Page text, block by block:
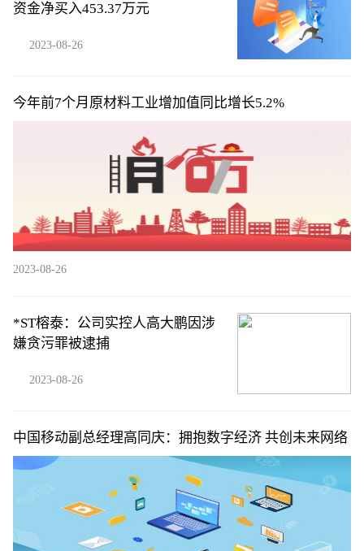
资金净买入453.37万元
2023-08-26
今年前7个月原材料工业增加值同比增长5.2%
2023-08-26
*ST榕泰：公司实控人高大鹏因涉
嫌贪污罪被逮捕
2023-08-26
中国移动副总经理高同庆：拥抱数字经济 共创未来网络